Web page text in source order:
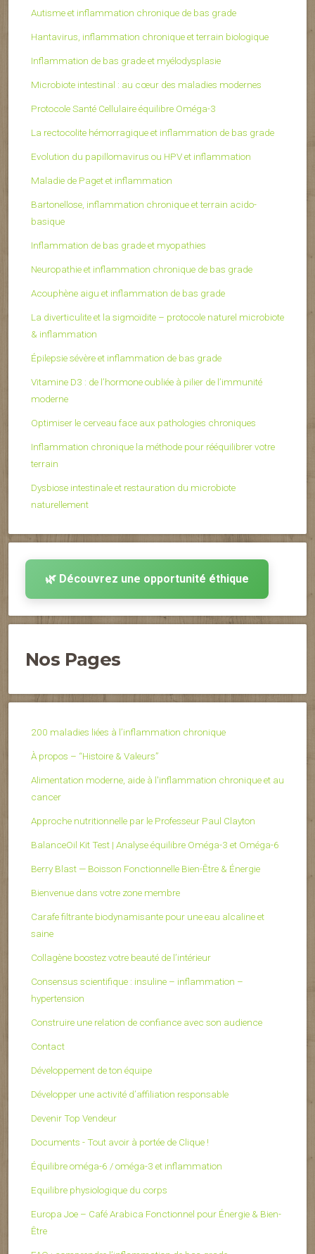
Autisme et inflammation chronique de bas grade
Hantavirus, inflammation chronique et terrain biologique
Inflammation de bas grade et myélodysplasie
Microbiote intestinal : au cœur des maladies modernes
Protocole Santé Cellulaire équilibre Oméga-3
La rectocolite hémorragique et inflammation de bas grade
Evolution du papillomavirus ou HPV et inflammation
Maladie de Paget et inflammation
Bartonellose, inflammation chronique et terrain acido-
basique
Inflammation de bas grade et myopathies
Neuropathie et inflammation chronique de bas grade
Acouphène aigu et inflammation de bas grade
La diverticulite et la sigmoïdite – protocole naturel microbiote
& inflammation
Épilepsie sévère et inflammation de bas grade
Vitamine D3 : de l’hormone oubliée à pilier de l’immunité
moderne
Optimiser le cerveau face aux pathologies chroniques
Inflammation chronique la méthode pour rééquilibrer votre
terrain
Dysbiose intestinale et restauration du microbiote
naturellement
🌿 Découvrez une opportunité éthique
Nos Pages
200 maladies liées à l’inflammation chronique
À propos – “Histoire & Valeurs”
Alimentation moderne, aide à l'inflammation chronique et au
cancer
Approche nutritionnelle par le Professeur Paul Clayton
BalanceOil Kit Test | Analyse équilibre Oméga-3 et Oméga-6
Berry Blast — Boisson Fonctionnelle Bien-Être & Énergie
Bienvenue dans votre zone membre
Carafe filtrante biodynamisante pour une eau alcaline et
saine
Collagène boostez votre beauté de l’intérieur
Consensus scientifique : insuline – inflammation –
hypertension
Construire une relation de confiance avec son audience
Contact
Développement de ton équipe
Développer une activité d’affiliation responsable
Devenir Top Vendeur
Documents - Tout avoir à portée de Clique !
Équilibre oméga-6 / oméga-3 et inflammation
Equilibre physiologique du corps
Europa Joe – Café Arabica Fonctionnel pour Énergie & Bien-
Être